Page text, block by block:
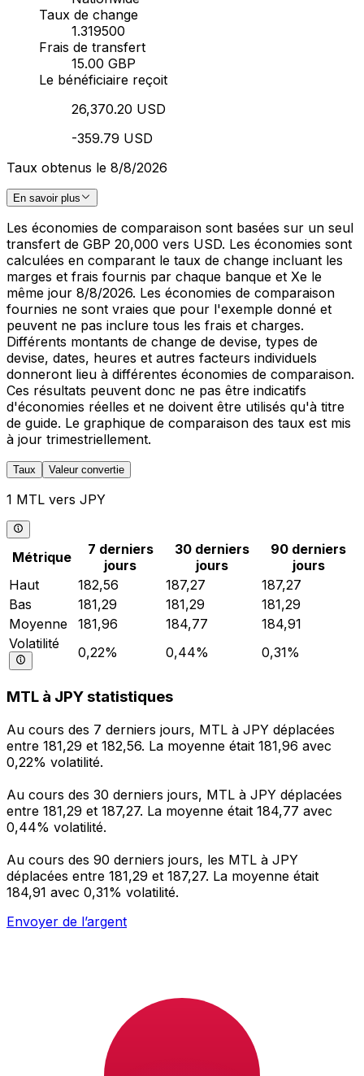
Taux de change
1.319500
Frais de transfert
15.00 GBP
Le bénéficiaire reçoit
26,370.20 USD
-359.79 USD
Taux obtenus le 8/8/2026
En savoir plus
Les économies de comparaison sont basées sur un seul
transfert de GBP 20,000 vers USD. Les économies sont
calculées en comparant le taux de change incluant les
marges et frais fournis par chaque banque et Xe le
même jour 8/8/2026. Les économies de comparaison
fournies ne sont vraies que pour l'exemple donné et
peuvent ne pas inclure tous les frais et charges.
Différents montants de change de devise, types de
devise, dates, heures et autres facteurs individuels
donneront lieu à différentes économies de comparaison.
Ces résultats peuvent donc ne pas être indicatifs
d'économies réelles et ne doivent être utilisés qu'à titre
de guide. Le graphique de comparaison des taux est mis
à jour trimestriellement.
Taux Valeur convertie
1 MTL vers JPY
Métrique
7 derniers
jours
30 derniers
jours
90 derniers
jours
Haut
182,56 187,27
187,27
Bas
181,29 181,29
181,29
Moyenne
181,96 184,77
184,91
Volatilité
0,22% 0,44% 0,31%
MTL à JPY statistiques
Au cours des 7 derniers jours, MTL à JPY déplacées
entre 181,29 et 182,56. La moyenne était 181,96 avec
0,22% volatilité.
Au cours des 30 derniers jours, MTL à JPY déplacées
entre 181,29 et 187,27. La moyenne était 184,77 avec
0,44% volatilité.
Au cours des 90 derniers jours, les MTL à JPY
déplacées entre 181,29 et 187,27. La moyenne était
184,91 avec 0,31% volatilité.
Envoyer de l’argent
L'application Xe réunit toutes les fonctionnalités
nécessaires pour vos transferts d'argent internationaux
et la gestion de vos devises. Convertissez des devises,
programmez des alertes de taux et transférez de
l'argent à l'étranger sans frais cachés. Téléchargez